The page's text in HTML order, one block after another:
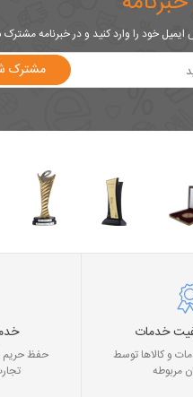
خود را وارد کنید و در خبرنامه
مشترک
خدمات
و کالاها توسط
مربوطه
حفظ حریم